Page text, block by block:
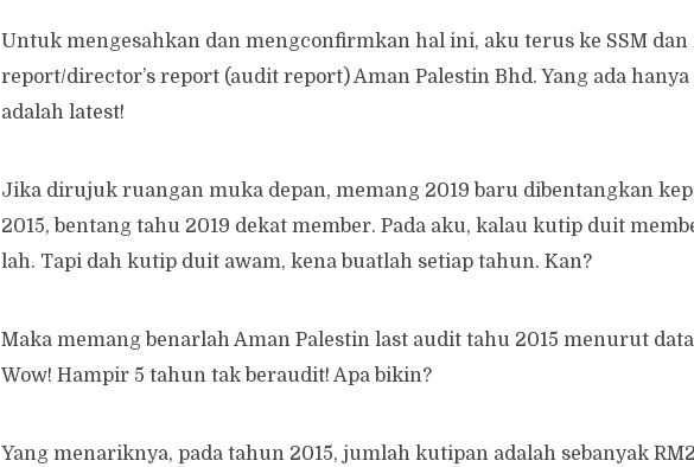
Untuk mengesahkan dan mengconfirmkan hal ini, aku terus ke SSM
report/director’s report (audit report) Aman Palestin Bhd. Yang ada hanya
adalah latest!
Jika dirujuk ruangan muka depan, memang 2019 baru dibentangkan
2015, bentang tahu 2019 dekat member. Pada aku, kalau kutip duit
lah. Tapi dah kutip duit awam, kena buatlah setiap tahun. Kan?
Maka memang benarlah Aman Palestin last audit tahu 2015 menurut
Wow! Hampir 5 tahun tak beraudit! Apa bikin?
Yang menariknya, pada tahun 2015, jumlah kutipan adalah sebanyak